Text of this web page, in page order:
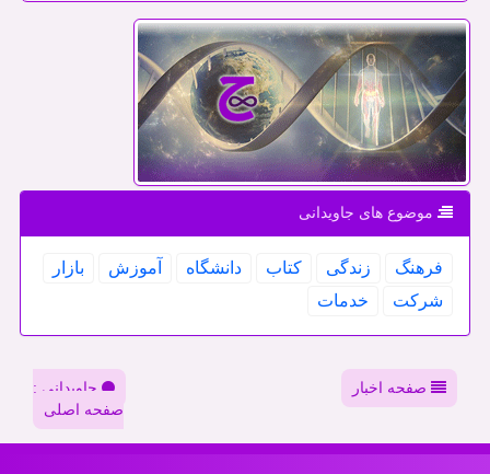
موضوع های جاویدانی
فرهنگ زندگی كتاب دانشگاه آموزش
بازار
شركت
خدمات
صفحه اخبار
جاویدانی :
صفحه اصلی